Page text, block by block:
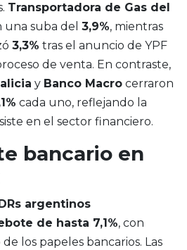
Transportadora de Gas del
una suba del 3,9%, mientras
3,3% tras el anuncio de YPF
de venta. En contraste,
y Banco Macro cerraron
cada uno, reflejando la
en el sector financiero.
bancario en
argentinos
de hasta 7,1%, con
los papeles bancarios. Las